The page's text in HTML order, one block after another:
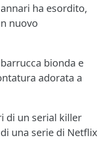
ha esordito,
nuovo
bionda e
adorata a
di un serial killer
una serie di Netflix